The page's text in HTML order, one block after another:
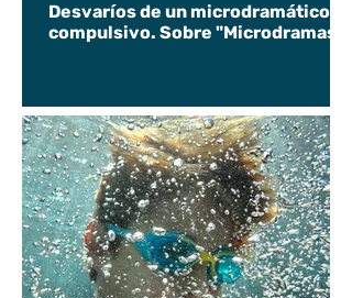
Desvaríos de un microdramático
compulsivo. Sobre "Microdramas".